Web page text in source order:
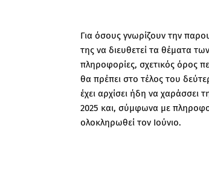
Για όσους γνωρίζουν την
της να διευθετεί τα θέματα
πληροφορίες, σχετικός όρος
θα πρέπει στο τέλος του
έχει αρχίσει ήδη να χαράσσει
2025 και, σύμφωνα με
ολοκληρωθεί τον Ιούνιο.